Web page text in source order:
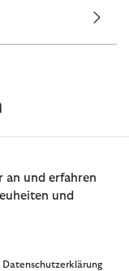
an und erfahren
und
Datenschutzerklärung